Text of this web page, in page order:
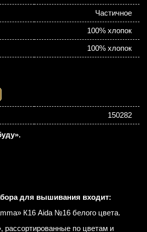
Частичное
100% хлопок
100% хлопок
150282
для вышивания входит:
К16 Aida №16 белого цвета.
рассортированные по цветам и